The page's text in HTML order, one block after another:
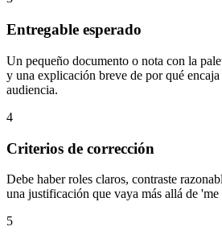
Entregable esperado
Un pequeño documento o nota con la
y una explicación breve de por qué
audiencia.
4
Criterios de corrección
Debe haber roles claros, contraste
una justificación que vaya más allá de 'me
5